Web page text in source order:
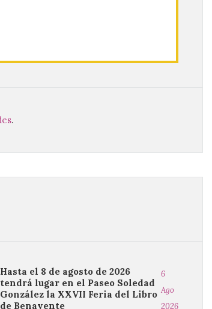
.
Hasta el 8 de agosto de 2026
tendrá lugar en el Paseo Soledad
González la XXVII Feria del Libro
de Benavente
6
Ago
2026